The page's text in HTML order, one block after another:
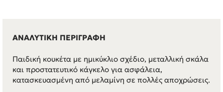
ΑΝΑΛΥΤΙΚΗ ΠΕΡΙΓΡΑΦΗ
Παιδική κουκέτα με ημικύκλιο σχέδιο, μεταλλική σκάλα
και προστατευτικό κάγκελο για ασφάλεια,
κατασκευασμένη από μελαμίνη σε πολλές αποχρώσεις.